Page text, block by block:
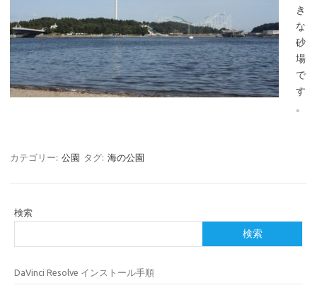
き
な
砂
場
で
す
。
カテゴリー: 公園 タグ: 海の公園
検索
検索
DaVinci Resolve インストール手順